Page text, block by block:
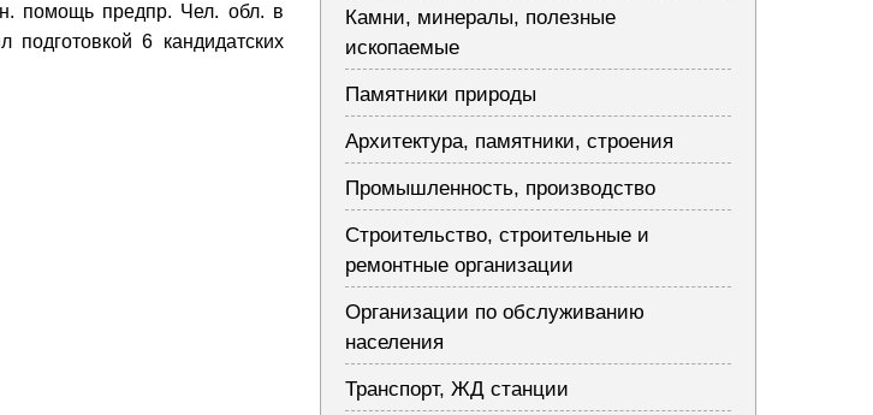
помощь предпр. Чел. обл. в
подготовкой 6 кандидатских
Камни, минералы, полезные
ископаемые
Памятники природы
Архитектура, памятники, строения
Промышленность, производство
Строительство, строительные и
ремонтные организации
Организации по обслуживанию
населения
Транспорт, ЖД станции